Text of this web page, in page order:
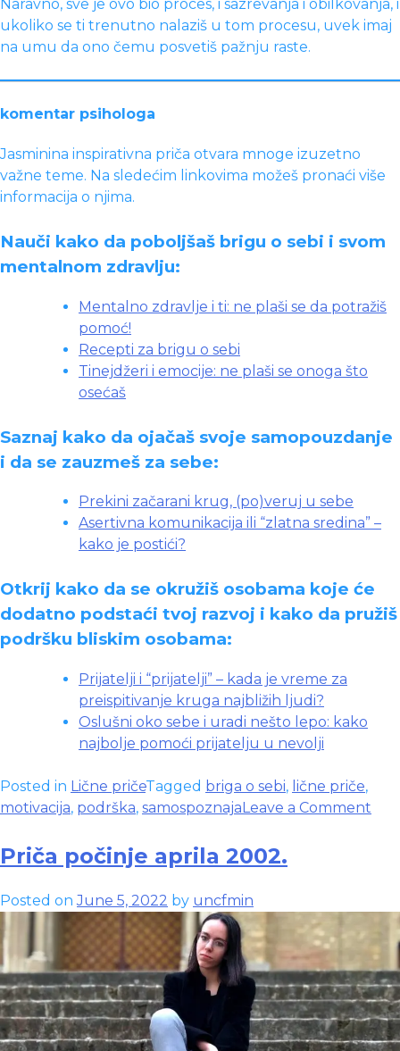
Naravno, sve je ovo bio proces, i sazrevanja i obilkovanja, i
ukoliko se ti trenutno nalaziš u tom procesu, uvek imaj
na umu da ono čemu posvetiš pažnju raste.
komentar psihologa
Jasminina inspirativna priča otvara mnoge izuzetno
važne teme. Na sledećim linkovima možeš pronaći više
informacija o njima.
Nauči kako da poboljšaš brigu o sebi i svom
mentalnom zdravlju:
Mentalno zdravlje i ti: ne plaši se da potražiš
pomoć!
Recepti za brigu o sebi
Tinejdžeri i emocije: ne plaši se onoga što
osećaš
Saznaj kako da ojačaš svoje samopouzdanje
i da se zauzmeš za sebe:
Prekini začarani krug, (po)veruj u sebe
Asertivna komunikacija ili “zlatna sredina” –
kako je postići?
Otkrij kako da se okružiš osobama koje će
dodatno podstaći tvoj razvoj i kako da pružiš
podršku bliskim osobama:
Prijatelji i “prijatelji” – kada je vreme za
preispitivanje kruga najbližih ljudi?
Oslušni oko sebe i uradi nešto lepo: kako
najbolje pomoći prijatelju u nevolji
Posted in Lične pričeTagged briga o sebi, lične priče,
motivacija, podrška, samospoznajaLeave a Comment
Priča počinje aprila 2002.
Posted onJune 5, 2022 by uncfmin